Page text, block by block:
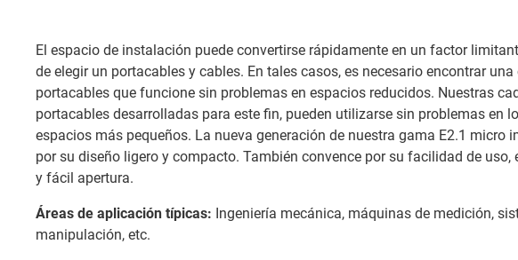
El espacio de instalación puede convertirse rápidamente en un factor
de elegir un portacables y cables. En tales casos, es necesario encontrar una
portacables que funcione sin problemas en espacios reducidos. Nuestras
portacables desarrolladas para este fin, pueden utilizarse sin problemas en
espacios más pequeños. La nueva generación de nuestra gama E2.1 micro
por su diseño ligero y compacto. También convence por su facilidad de uso,
y fácil apertura.
Áreas de aplicación típicas: Ingeniería mecánica, máquinas de medición,
manipulación, etc.